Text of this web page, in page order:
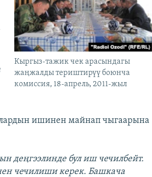
Кыргыз-тажик чек арасындагы
жаңжалды териштирүү боюнча
комиссия, 18-апрель, 2011-жыл
ишинен майнап чыгаарына
деңгээлинде бул иш чечилбейт.
чечилиши керек. Башкача